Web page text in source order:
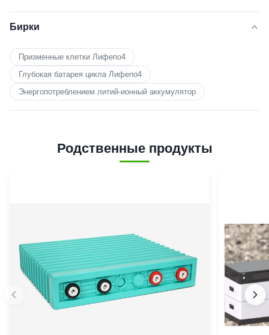
Бирки
Призменные клетки Лифепо4
Глубокая батарея цикла Лифепо4
Энергопотреблением литий-ионный аккумулятор
Родственные продукты